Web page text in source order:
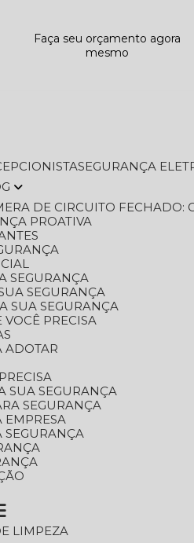
Faça seu orçamento agora
mesmo
SEGURANÇA
DE CIRCUITO
PROATIVA
SEGURANÇA
SEGURANÇA
SUA SEGURANÇA
PRECISA
ADOTAR
SUA SEGURANÇA
SEGURANÇA
EMPRESA
SEGURANÇA
LIMPEZA